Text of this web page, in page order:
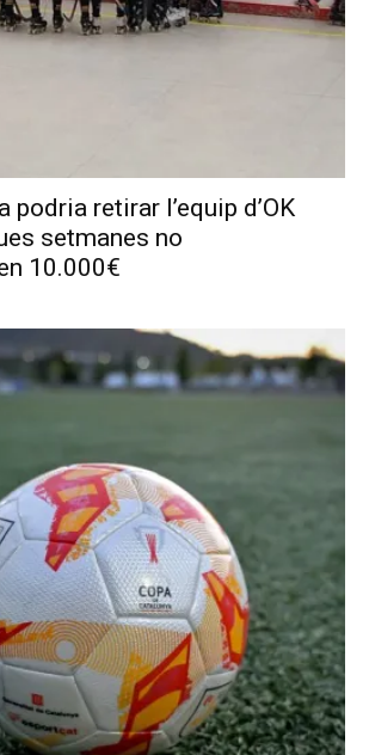
podria retirar l’equip d’OK
setmanes no
10.000€